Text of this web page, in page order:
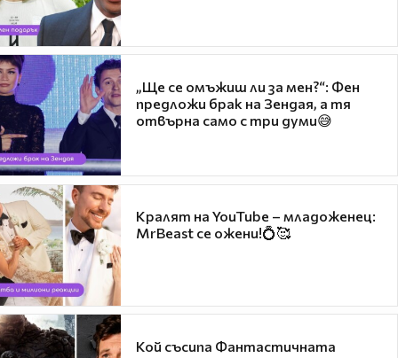
„Ще се омъжиш ли за мен?“: Фен
предложи брак на Зендая, а тя
отвърна само с три думи😅
Кралят на YouTube – младоженец:
MrBeast се ожени!💍🥰
Кой съсипа Фантастичната